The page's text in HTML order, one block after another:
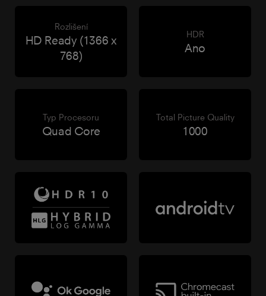
Rozlišení
HD Ready (1366 x
768)
HDR
Ano
Typ Procesoru
Quad Core
Total Picture Quality
1000